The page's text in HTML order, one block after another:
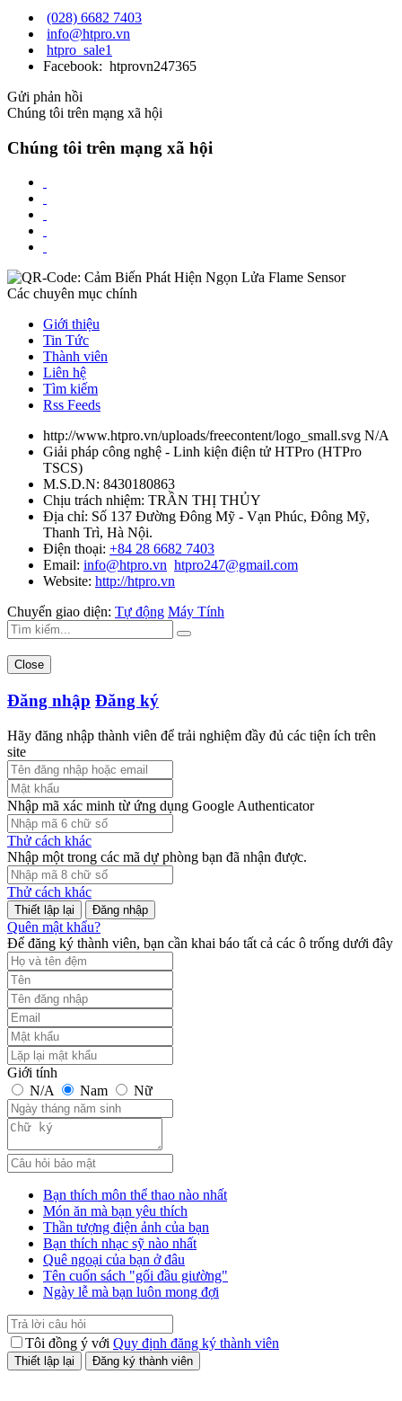
(028) 6682 7403
info@htpro.vn
htpro_sale1
Facebook: htprovn247365
Gửi phản hồi
Chúng tôi trên mạng xã hội
Chúng tôi trên mạng xã hội
Các chuyên mục chính
Giới thiệu
Tin Tức
Thành viên
Liên hệ
Tìm kiếm
Rss Feeds
http://www.htpro.vn/uploads/freecontent/logo_small.svg N/A
Giải pháp công nghệ - Linh kiện điện tử HTPro (HTPro
TSCS)
M.S.D.N: 8430180863
Chịu trách nhiệm: TRẦN THỊ THỦY
Địa chỉ: Số 137 Đường Đông Mỹ - Vạn Phúc, Đông Mỹ,
Thanh Trì, Hà Nội.
Điện thoại: +84 28 6682 7403
Email: info@htpro.vn htpro247@gmail.com
Website: http://htpro.vn
Chuyển giao diện: Tự động Máy Tính
Close
Đăng nhập Đăng ký
Hãy đăng nhập thành viên để trải nghiệm đầy đủ các tiện ích trên
site
Nhập mã xác minh từ ứng dụng Google Authenticator
Thử cách khác
Nhập một trong các mã dự phòng bạn đã nhận được.
Thử cách khác
Đăng nhập
Quên mật khẩu?
Để đăng ký thành viên, bạn cần khai báo tất cả các ô trống dưới đây
Giới tính
N/A
Nam Nữ
Bạn thích môn thể thao nào nhất
Món ăn mà bạn yêu thích
Thần tượng điện ảnh của bạn
Bạn thích nhạc sỹ nào nhất
Quê ngoại của bạn ở đâu
Tên cuốn sách "gối đầu giường"
Ngày lễ mà bạn luôn mong đợi
Tôi đồng ý với Quy định đăng ký thành viên